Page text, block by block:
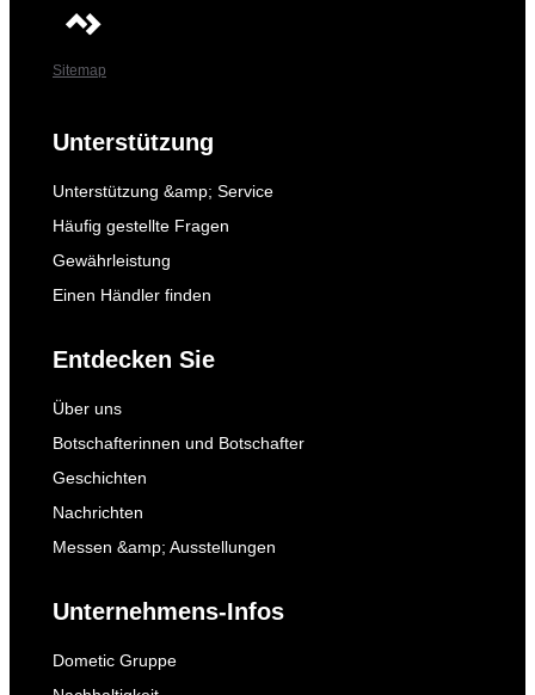
Sitemap
Unterstützung
Unterstützung &amp; Service
Häufig gestellte Fragen
Gewährleistung
Einen Händler finden
Entdecken Sie
Über uns
Botschafterinnen und Botschafter
Geschichten
Nachrichten
Messen &amp; Ausstellungen
Unternehmens-Infos
Dometic Gruppe